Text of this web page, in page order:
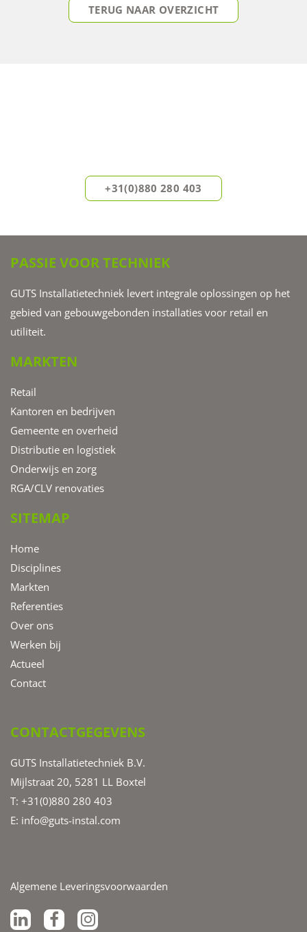
TERUG NAAR OVERZICHT
+31(0)880 280 403
PASSIE VOOR TECHNIEK
GUTS Installatietechniek levert integrale oplossingen op het
gebied van gebouwgebonden installaties voor retail en
utiliteit.
MARKTEN
Retail
Kantoren en bedrijven
Gemeente en overheid
Distributie en logistiek
Onderwijs en zorg
RGA/CLV renovaties
SITEMAP
Home
Disciplines
Markten
Referenties
Over ons
Werken bij
Actueel
Contact
CONTACTGEGEVENS
GUTS Installatietechniek B.V.
Mijlstraat 20, 5281 LL Boxtel
T: +31(0)880 280 403
E: info@guts-instal.com
Algemene Leveringsvoorwaarden